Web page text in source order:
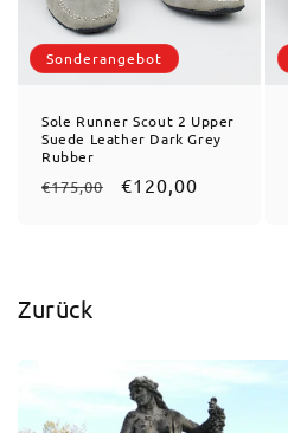
Sonderangebot
Sole Runner Scout 2 Upper
Suede Leather Dark Grey
Rubber
Normaler Preis
€175,00 Verkaufspreis
€120,00
Zurück